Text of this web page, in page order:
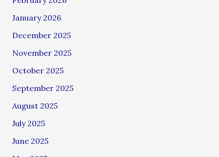
January 2026
December 2025
November 2025
October 2025
September 2025
August 2025
July 2025
June 2025